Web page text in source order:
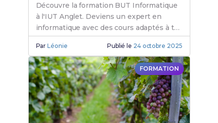
Découvre la formation BUT Informatique
à l'IUT Anglet. Deviens un expert en
informatique avec des cours adaptés à tes
besoins. Rejoins l'IUT Anglet
Informatique.
ParLéonie Publié le 24 octobre 2025
FORMATION